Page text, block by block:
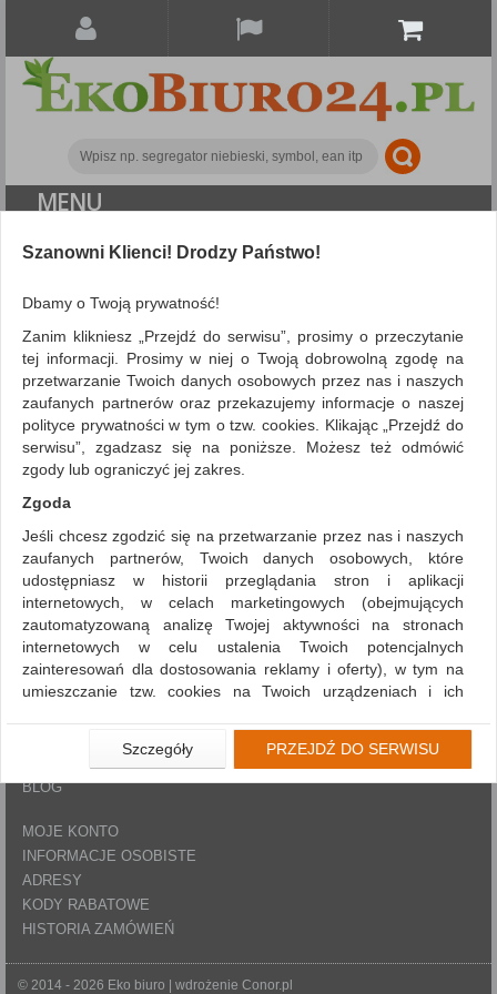
MENU
KATEGORIE|MARKI
KONTIS
(22) 46 55 771
NISZCZARKI I URZĄDZENIA -508 280 025
KONTAKT
MAPA STRONY
EKO BIURO
O FIRMIE
POLITYKA PRYWATNOŚCI
KLAUZULA INFORMACYJNA
NOWOŚCI
BESTSELLERY
PROMOCJE
BLOG
MOJE KONTO
INFORMACJE OSOBISTE
ADRESY
KODY RABATOWE
HISTORIA ZAMÓWIEŃ
© 2014 - 2026 Eko biuro | wdrożenie Conor.pl
Szanowni Klienci! Drodzy Państwo!
Dbamy o Twoją prywatność!
Zanim klikniesz „Przejdź do serwisu”, prosimy o przeczytanie
tej informacji. Prosimy w niej o Twoją dobrowolną zgodę na
przetwarzanie Twoich danych osobowych przez nas i naszych
zaufanych partnerów oraz przekazujemy informacje o naszej
polityce prywatności w tym o tzw. cookies. Klikając „Przejdź do
serwisu”, zgadzasz się na poniższe. Możesz też odmówić
zgody lub ograniczyć jej zakres.
Zgoda
Jeśli chcesz zgodzić się na przetwarzanie przez nas i naszych
zaufanych partnerów, Twoich danych osobowych, które
udostępniasz w historii przeglądania stron i aplikacji
internetowych, w celach marketingowych (obejmujących
zautomatyzowaną analizę Twojej aktywności na stronach
internetowych w celu ustalenia Twoich potencjalnych
zainteresowań dla dostosowania reklamy i oferty), w tym na
umieszczanie tzw. cookies na Twoich urządzeniach i ich
Jeśli nie chcesz wyrazić zgody lub ograniczyć jej zakres, kliknij
„Szczegóły”, gdzie znajdziesz wszelkie informacje o tym jak to
zrobić . Te same informacje znajdziesz także na podstronie z
W przypadku użytkowników zalogowanych, aby umożliwić
prawidłowe działanie naszej strony www, a w szczególności
np. wysłanie potwierdzenia zamówienia na Państwa email lub
wyświetlenie Państwu prawidłowych informacji o promocjach
zgoda której udzieliliście podczas zakładania konta.
Szczegóły PRZEJDŹ DO SERWISU